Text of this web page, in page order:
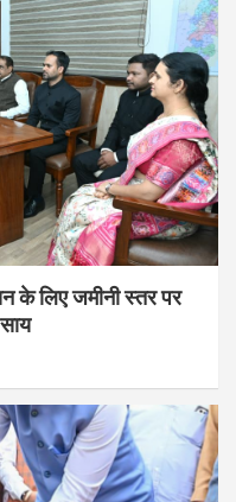
के लिए जमीनी स्तर पर